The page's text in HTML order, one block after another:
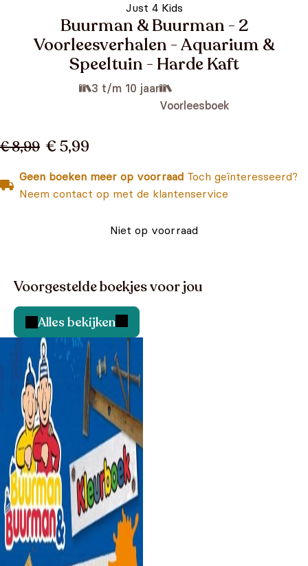
Just 4 Kids
Buurman & Buurman - 2
Voorleesverhalen - Aquarium &
Speeltuin - Harde Kaft
3 t/m 10 jaar
Voorleesboek
€ 8,99 € 5,99
Geen boeken meer op voorraad Toch geïnteresseerd?
Neem contact op met de klantenservice
Niet op voorraad
Voorgestelde boekjes voor jou
Alles bekijken